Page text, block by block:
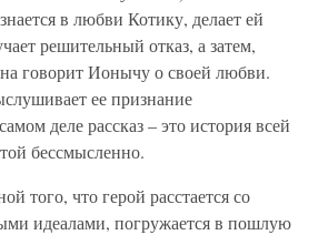
в любви Котику, делает ей
решительный отказ, а затем,
говорит Ионычу о своей любви.
ее признание
деле рассказ – это история всей
бессмысленно.
того, что герой расстается со
идеалами, погружается в пошлую